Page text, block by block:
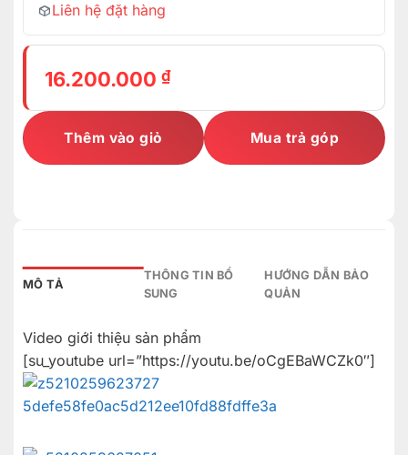
Liên hệ đặt hàng
16.200.000 ₫
Thêm vào giỏ Mua trả góp
MÔ TẢ
THÔNG TIN BỔ
SUNG
HƯỚNG DẪN BẢO
QUẢN
Video giới thiệu sản phẩm
[su_youtube url=”https://youtu.be/oCgEBaWCZk0″]